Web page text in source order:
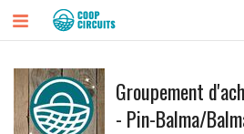
Groupement
- Pin-Balma/